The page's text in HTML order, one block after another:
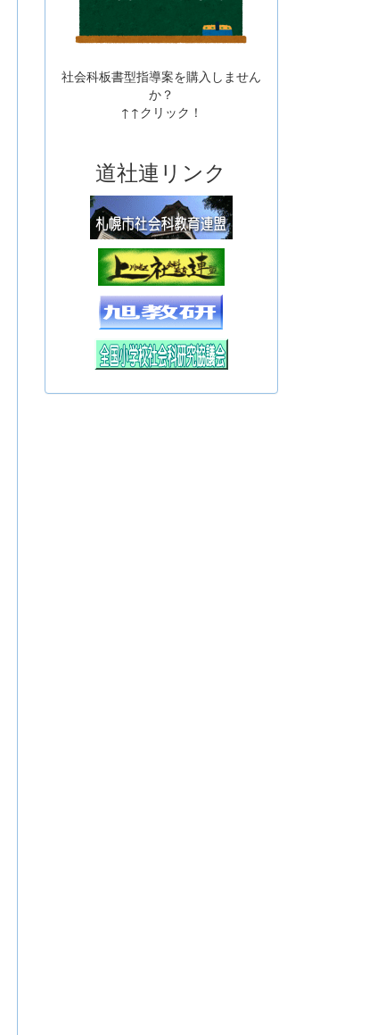
社会科板書型指導案を購入しません
か？
↑↑クリック！
道社連リンク